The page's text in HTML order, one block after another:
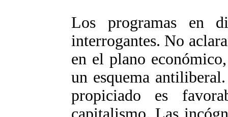
Los programas en
interrogantes. No
en el plano
un esquema
propiciado es